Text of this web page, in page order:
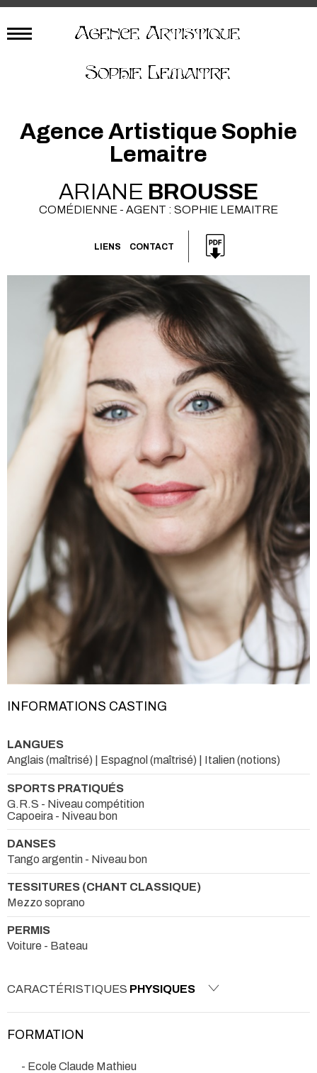
Agence Artistique Sophie
Lemaitre
ARIANE BROUSSE
COMÉDIENNE - AGENT : SOPHIE LEMAITRE
LIENS CONTACT
INFORMATIONS CASTING
LANGUES
Anglais (maîtrisé) | Espagnol (maîtrisé) | Italien (notions)
SPORTS PRATIQUÉS
G.R.S - Niveau compétition
Capoeira - Niveau bon
DANSES
Tango argentin - Niveau bon
TESSITURES (CHANT CLASSIQUE)
Mezzo soprano
PERMIS
Voiture - Bateau
CARACTÉRISTIQUES PHYSIQUES
FORMATION
- Ecole Claude Mathieu